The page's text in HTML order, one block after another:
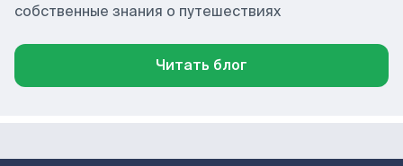
собственные знания о путешествиях
Читать блог